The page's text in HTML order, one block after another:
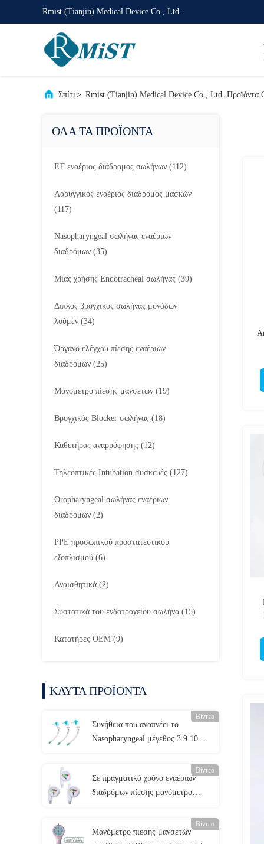
Rmist (Tianjin) Medical Device Co., Ltd.
Σπίτι> Rmist (Tianjin) Medical Device Co., Ltd. Προϊόντα
ΟΛΑ ΤΑ ΠΡΟΪΟΝΤΑ
ET εναέριος διάδρομος σωλήνων (112)
Λαρυγγικός εναέριος διάδρομος μασκών
(117)
Nasopharyngeal σωλήνας εναέριων
διαδρόμων (35)
Μίας χρήσης Endotracheal σωλήνας (39)
Διπλός βρογχικός σωλήνας μονάδων
λούμεν (34)
Όργανο ελέγχου πίεσης εναέριων
διαδρόμων (25)
Μανόμετρο πίεσης μανσετών (19)
Βρογχικός Blocker σωλήνας (18)
Καθετήρας αναρρόφησης (12)
Τηλεοπτικές Intubation συσκευές (127)
Oropharyngeal σωλήνας εναέριων
διαδρόμων (2)
PPE προσωπικού προστατευτικού
εξοπλισμού (6)
Αναισθητικά (2)
Συστατικά του ενδοτραχείου σωλήνα (15)
Κατατήρες OEM (9)
ΚΑΥΤΑ ΠΡΟΪΟΝΤΑ
Βίντεο
Συνήθεια που αναπνέει το
Nasopharyngeal μέγεθος 3 9 10
Βίντεο
Σε πραγματικό χρόνο εναέριων
διαδρόμων πίεσης μανόμετρο
Βίντεο
Μανόμετρο πίεσης μανσετών